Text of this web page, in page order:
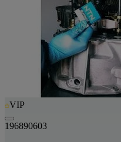
VIP
196890603